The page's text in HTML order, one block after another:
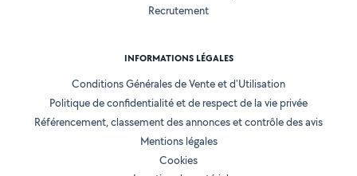
Recrutement
INFORMATIONS LÉGALES
Conditions Générales de Vente et d'Utilisation
Politique de confidentialité et de respect de la vie privée
Référencement, classement des annonces et contrôle des avis
Mentions légales
Cookies